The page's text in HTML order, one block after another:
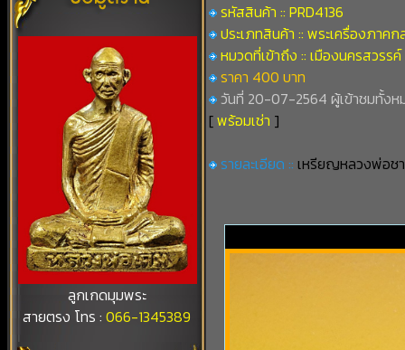
ลูกเกดมุมพระ
สายตรง โทร :066-1345389
รหัสสินค้า :: PRD4136
ประเภทสินค้า :: พระเครื่องภาคก
หมวดที่เข้าถึง :: เมืองนครสวรรค์
ราคา 400 บาท
วันที่ 20-07-2564 ผู้เข้าชมทั้งห
[พร้อมเช่า ]
รายละเอียด :: เหรียญหลวงพ่อช